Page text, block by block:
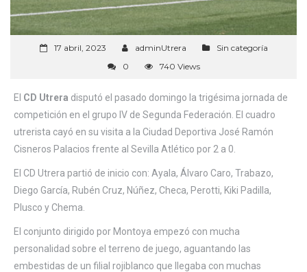
17 abril, 2023 adminUtrera
Sin categoría
0
740 Views
El CD Utrera disputó el pasado domingo la trigésima jornada de
competición en el grupo IV de Segunda Federación. El cuadro
utrerista cayó en su visita a la Ciudad Deportiva José Ramón
Cisneros Palacios frente al Sevilla Atlético por 2 a 0.
El CD Utrera partió de inicio con: Ayala, Álvaro Caro, Trabazo,
Diego García, Rubén Cruz, Núñez, Checa, Perotti, Kiki Padilla,
Plusco y Chema.
El conjunto dirigido por Montoya empezó con mucha
personalidad sobre el terreno de juego, aguantando las
embestidas de un filial rojiblanco que llegaba con muchas